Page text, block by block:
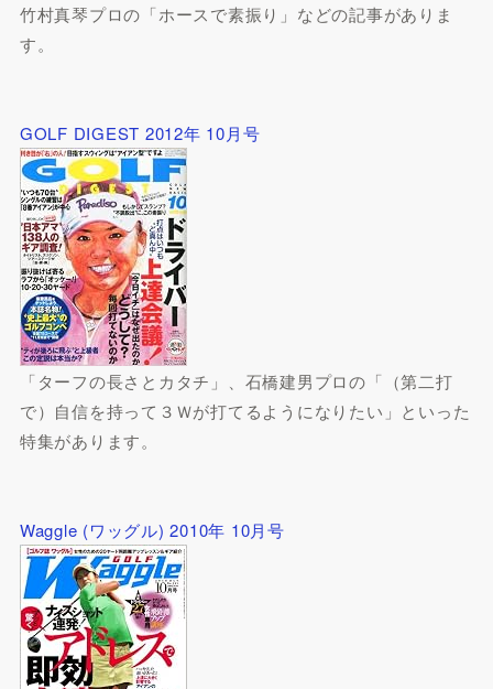
竹村真琴プロの「ホースで素振り」などの記事がありま
す。
GOLF DIGEST 2012年 10月号
「ターフの長さとカタチ」、石橋建男プロの「（第二打
で）自信を持って３Ｗが打てるようになりたい」といった
特集があります。
Waggle (ワッグル) 2010年 10月号